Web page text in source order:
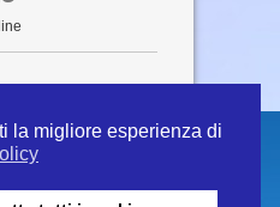
la migliore esperienza di